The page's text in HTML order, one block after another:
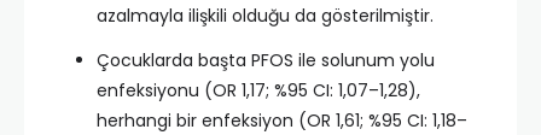
azalmayla ilişkili olduğu da gösterilmiştir.
Çocuklarda başta PFOS ile solunum yolu
enfeksiyonu (OR 1,17; %95 CI: 1,07–1,28),
herhangi bir enfeksiyon (OR 1,61; %95 CI: 1,18–